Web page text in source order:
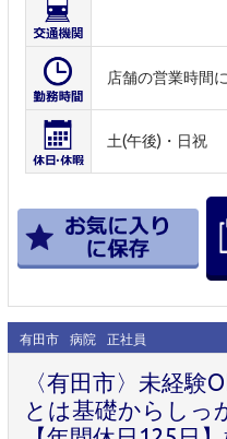
店舗の営業時間
土(午後)・日祝
有田市 病院 正社員
〈有田市〉未経験
とは基礎からしっ